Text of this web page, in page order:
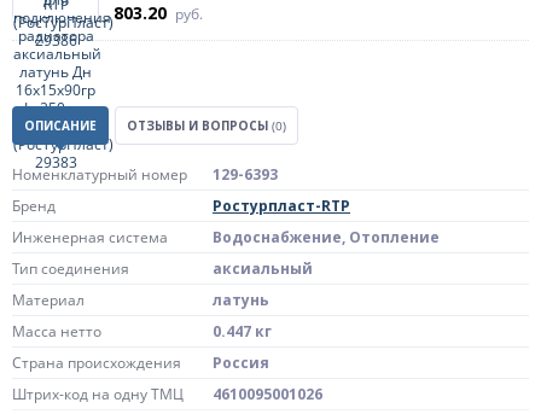
803.20 руб.
ОПИСАНИЕ ОТЗЫВЫ И ВОПРОСЫ (0)
Номенклатурный номер
129-6393
Бренд
Ростурпласт-RTP
Инженерная система
Водоснабжение, Отопление
Тип соединения
аксиальный
Материал
латунь
Масса нетто
0.447 кг
Страна происхождения
Россия
Штрих-код на одну ТМЦ
4610095001026